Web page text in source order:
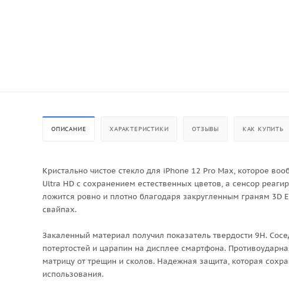
ОПИСАНИЕ ХАРАКТЕРИСТИКИ ОТЗЫВЫ КАК КУПИТЬ
Кристально чистое стекло для iPhone 12 Pro Max, которое
Ultra HD с сохранением естественных цветов, а сенсор
ложится ровно и плотно благодаря закругленным граням 3D
свайпах.
Закаленный материал получил показатель твердости 9H.
потертостей и царапин на дисплее смартфона.
матрицу от трещин и сколов. Надежная защита, которая
использования.